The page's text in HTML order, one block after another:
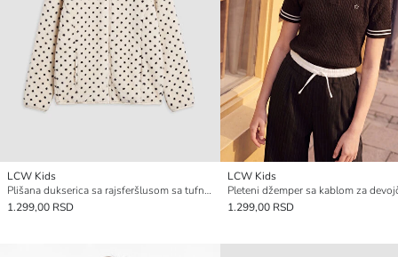
LCW Kids
Plišana dukserica sa rajsferšlusom sa tufnicama za devojčice
1.299,00 RSD
LCW Kids
Pleteni džemper sa kablom za
1.299,00 RSD